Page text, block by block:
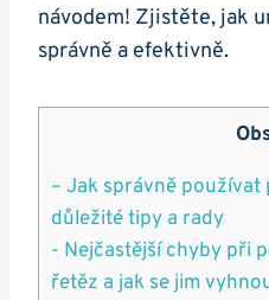
návodem! Zjistěte, jak
správně a ⁤efektivně.
– Jak správně používat
⁢důležité tipy a ‍rady
-​ Nejčastější chyby při
řetěz⁤ a jak se jim